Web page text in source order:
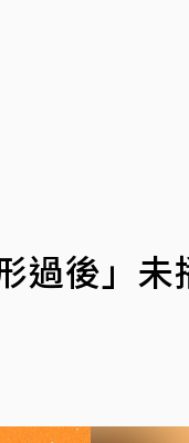
過後」未